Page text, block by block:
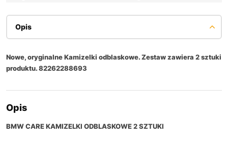
Opis
Nowe, oryginalne Kamizelki odblaskowe. Zestaw zawiera 2 sztuki
produktu. 82262288693
Opis
BMW CARE KAMIZELKI ODBLASKOWE 2 SZTUKI